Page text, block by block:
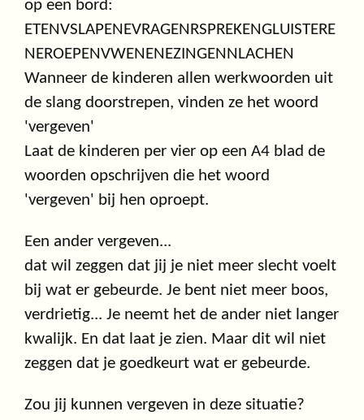
op een bord:
ETENVSLAPENEVRAGENRSPREKENGLUISTERE
NEROEPENVWENENEZINGENNLACHEN
Wanneer de kinderen allen werkwoorden uit
de slang doorstrepen, vinden ze het woord
'vergeven'
Laat de kinderen per vier op een A4 blad de
woorden opschrijven die het woord
'vergeven' bij hen oproept.
Een ander vergeven...
dat wil zeggen dat jij je niet meer slecht voelt
bij wat er gebeurde. Je bent niet meer boos,
verdrietig... Je neemt het de ander niet langer
kwalijk. En dat laat je zien. Maar dit wil niet
zeggen dat je goedkeurt wat er gebeurde.
Zou jij kunnen vergeven in deze situatie?